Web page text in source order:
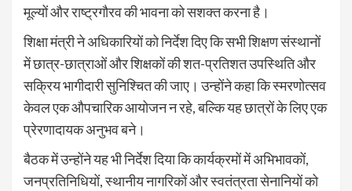
मूल्यों और राष्ट्रगौरव की भावना को सशक्त करना है।
शिक्षा मंत्री ने अधिकारियों को निर्देश दिए कि सभी शिक्षण संस्थानों
में छात्र-छात्राओं और शिक्षकों की शत-प्रतिशत उपस्थिति और
सक्रिय भागीदारी सुनिश्चित की जाए। उन्होंने कहा कि स्मरणोत्सव
केवल एक औपचारिक आयोजन न रहे, बल्कि यह छात्रों के लिए एक
प्रेरणादायक अनुभव बने।
बैठक में उन्होंने यह भी निर्देश दिया कि कार्यक्रमों में अभिभावकों,
जनप्रतिनिधियों, स्थानीय नागरिकों और स्वतंत्रता सेनानियों को